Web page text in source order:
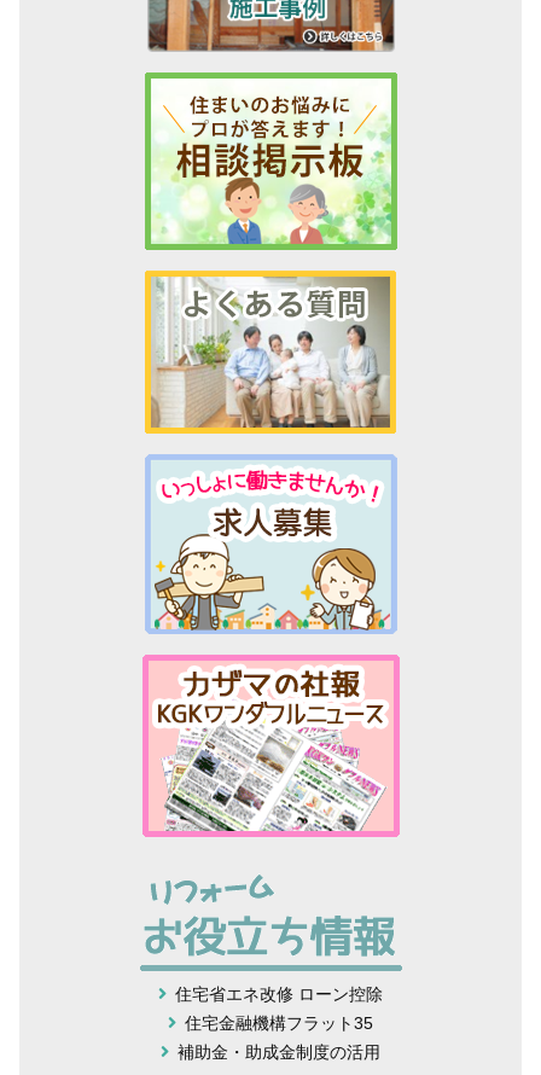
住宅省エネ改修 ローン控除
住宅金融機構フラット35
補助金・助成金制度の活用